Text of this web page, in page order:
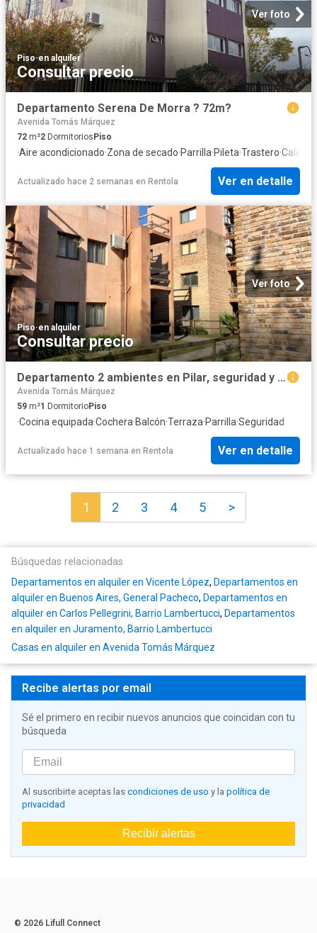
Ver foto
Piso·en alquiler
Consultar precio
Departamento Serena De Morra ? 72m?
Avenida Tomás Márquez
72 m²2 Dormitorios Piso
·Aire acondicionado·Zona de secado·Parrilla·Pileta·Trastero·
Actualizado hace 2 semanas en Rentola Ver en detalle
Ver foto
Piso·en alquiler
Consultar precio
Departamento 2 ambientes en Pilar, seguridad y amenities ? 59m?
Avenida Tomás Márquez
59 m²1 DormitorioPiso
·Cocina equipada·Cochera·Balcón·Terraza·Parrilla·Seguridad
Actualizado hace 1 semana en Rentola Ver en detalle
1 2 3 4 5 >
Búsquedas relacionadas
Departamentos en alquiler en Vicente López, Departamentos en
alquiler en Buenos Aires, General Pacheco, Departamentos en
alquiler en Carlos Pellegrini, Barrio Lambertucci, Departamentos
en alquiler en Juramento, Barrio Lambertucci
Casas en alquiler en Avenida Tomás Márquez
Recibe alertas por email
Sé el primero en recibir nuevos anuncios que coincidan con tu
búsqueda
Al suscribirte aceptas las condiciones de uso y la política de
privacidad
Recibir alertas
© 2026 Lifull Connect